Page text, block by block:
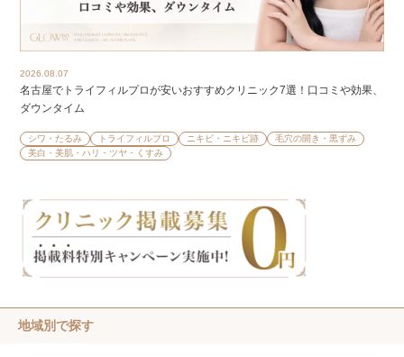
2026.08.07
名古屋でトライフィルプロが安いおすすめクリニック7選！口コミや効果、
ダウンタイム
シワ・たるみ トライフィルプロ ニキビ・ニキビ跡
毛穴の開き・黒ずみ
美白・美肌・ハリ・ツヤ・くすみ
地域別で探す